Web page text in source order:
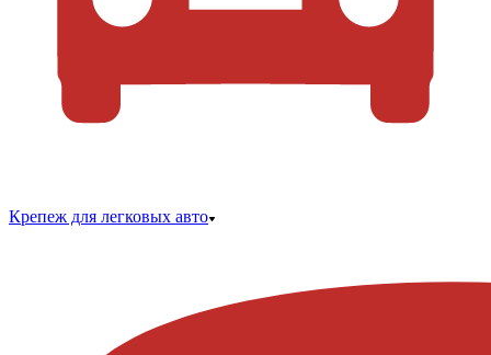
Крепеж для легковых авто